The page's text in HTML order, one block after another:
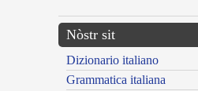
Nòstr sit
Dizionario italiano
Grammatica italiana